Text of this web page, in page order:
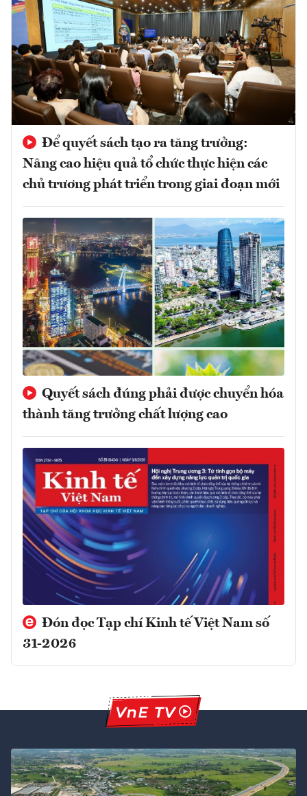
Để quyết sách tạo ra tăng trưởng:
Nâng cao hiệu quả tổ chức thực hiện các
chủ trương phát triển trong giai đoạn mới
Quyết sách đúng phải được chuyển hóa
thành tăng trưởng chất lượng cao
Đón đọc Tạp chí Kinh tế Việt Nam số
31-2026